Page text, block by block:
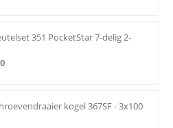
351 PocketStar 7-delig 2-
kogel 367SF - 3x100